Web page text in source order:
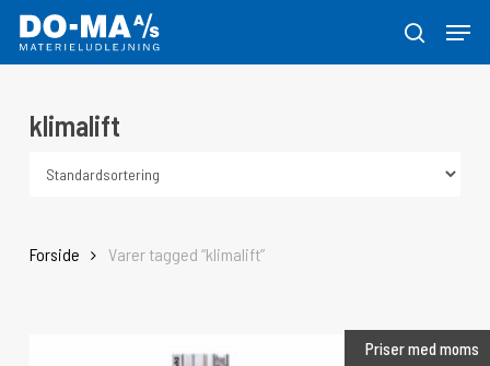
Priser med moms
Skip
main
søg
Menu
klimalift
Forside Varer tagged “klimalift”
Close